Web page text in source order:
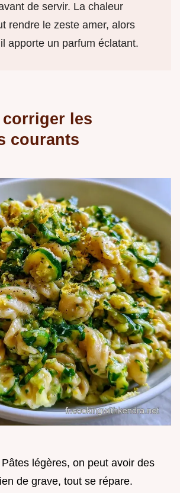
de servir. La chaleur
rendre le zeste amer, alors
apporte un parfum éclatant.
les
courants
légères, on peut avoir des
de grave, tout se répare.